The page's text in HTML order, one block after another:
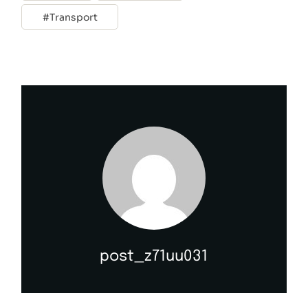
Transport
post_z71uu031